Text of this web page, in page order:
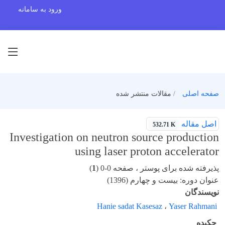
ورود به سامانه
صفحه اصلی مقالات منتشر شده
اصل مقاله 532.71 K
Investigation on neutron source production
using laser proton accelerator
پذیرفته شده برای پوستر ، صفحه 0-0 ( 1
)
عنوان دوره: بیست و چهارم (1396)
نویسندگان
Hanie sadat Kasesaz ، Yaser Rahmani
چکیده